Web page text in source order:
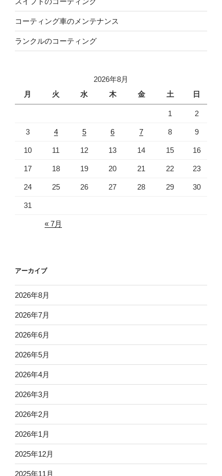
コーティング車のメンテナンス
ランクルのコーティング
2026年8月
月
火 水 木 金 土 日
1 2
3 4 5 6 7 8 9
10 11 12 13 14 15 16
17 18 19 20 21 22 23
24 25 26 27 28 29 30
31
« 7月
アーカイブ
2026年8月
2026年7月
2026年6月
2026年5月
2026年4月
2026年3月
2026年2月
2026年1月
2025年12月
2025年11月